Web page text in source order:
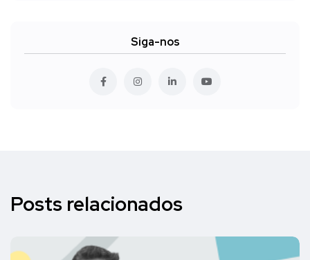
Siga-nos
Posts relacionados